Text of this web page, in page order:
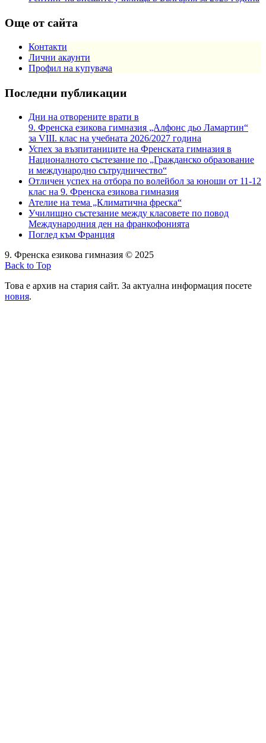
Още от сайта
Контакти
Лични акаунти
Профил на купувача
Последни публикации
Дни на отворените врати в
9. Френска езикова гимназия „Алфонс дьо Ламартин“
за VIII. клас на учебната 2026/2027 година
Успех за възпитаниците на Френската гимназия в
Националното състезание по „Гражданско образование
и международно сътрудничество“
Отличен успех на отбора по волейбол за юноши от 11-12
клас на 9. Френска езикова гимназия
Ателие на тема „Климатична фреска“
Училищно състезание между класовете по повод
Международния ден на франкофонията
Поглед към Франция
9. Френска езикова гимназия © 2025
Back to Top
Това е архив на стария сайт. За актуална информация посете
новия.